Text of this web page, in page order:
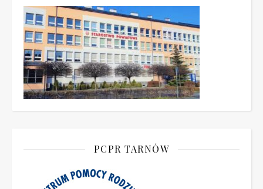
PCPR TARNÓW